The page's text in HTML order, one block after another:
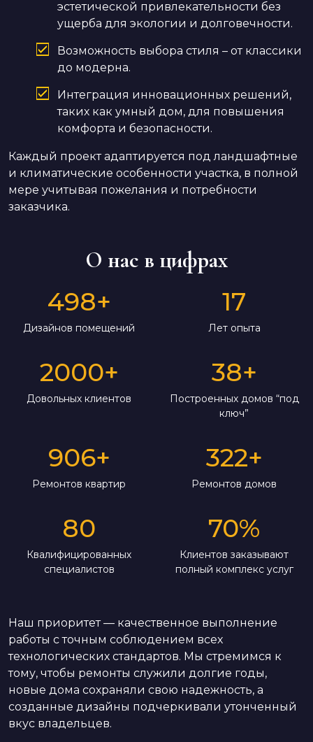
эстетической привлекательности без
ущерба для экологии и долговечности.
Возможность выбора стиля – от классики
до модерна.
Интеграция инновационных решений,
таких как умный дом, для повышения
комфорта и безопасности.
Каждый проект адаптируется под ландшафтные
и климатические особенности участка, в полной
мере учитывая пожелания и потребности
заказчика.
О нас в цифрах
498+
Дизайнов помещений
17
Лет опыта
2000+
Довольных клиентов
38+
Построенных домов “под
ключ”
906+
Ремонтов квартир
322+
Ремонтов домов
80
Квалифицированных
специалистов
70%
Клиентов заказывают
полный комплекс услуг
Наш приоритет — качественное выполнение
работы с точным соблюдением всех
технологических стандартов. Мы стремимся к
тому, чтобы ремонты служили долгие годы,
новые дома сохраняли свою надежность, а
созданные дизайны подчеркивали утонченный
вкус владельцев.